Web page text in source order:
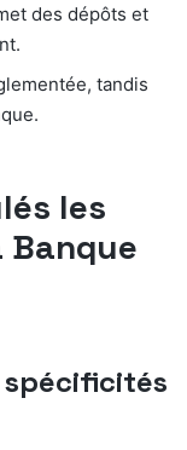
des dépôts et
tandis
les